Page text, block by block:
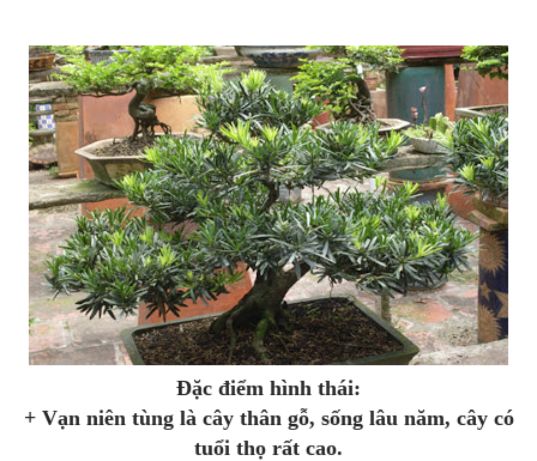
Đặc điểm hình thái:
+ Vạn niên tùng là cây thân gỗ, sống lâu năm, cây có
tuổi thọ rất cao.